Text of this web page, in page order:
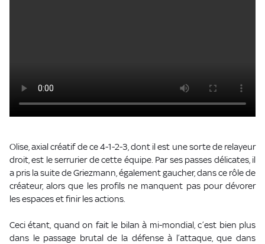
Olise, axial créatif de ce 4-1-2-3, dont il est une sorte de relayeur
droit, est le serrurier de cette équipe. Par ses passes délicates, il
a pris la suite de Griezmann, également gaucher, dans ce rôle de
créateur, alors que les profils ne manquent pas pour dévorer
les espaces et finir les actions.
Ceci étant, quand on fait le bilan à mi-mondial, c’est bien plus
dans le passage brutal de la défense à l’attaque, que dans